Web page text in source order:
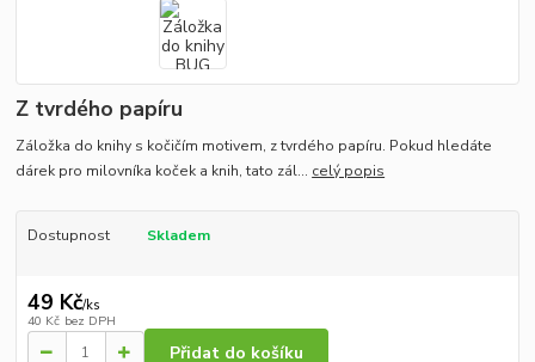
Z tvrdého papíru
Záložka do knihy s kočičím motivem, z tvrdého papíru. Pokud hledáte
dárek pro milovníka koček a knih, tato zál... celý popis
Dostupnost Skladem
49 Kč/ks
40 Kč bez DPH
Přidat do košíku